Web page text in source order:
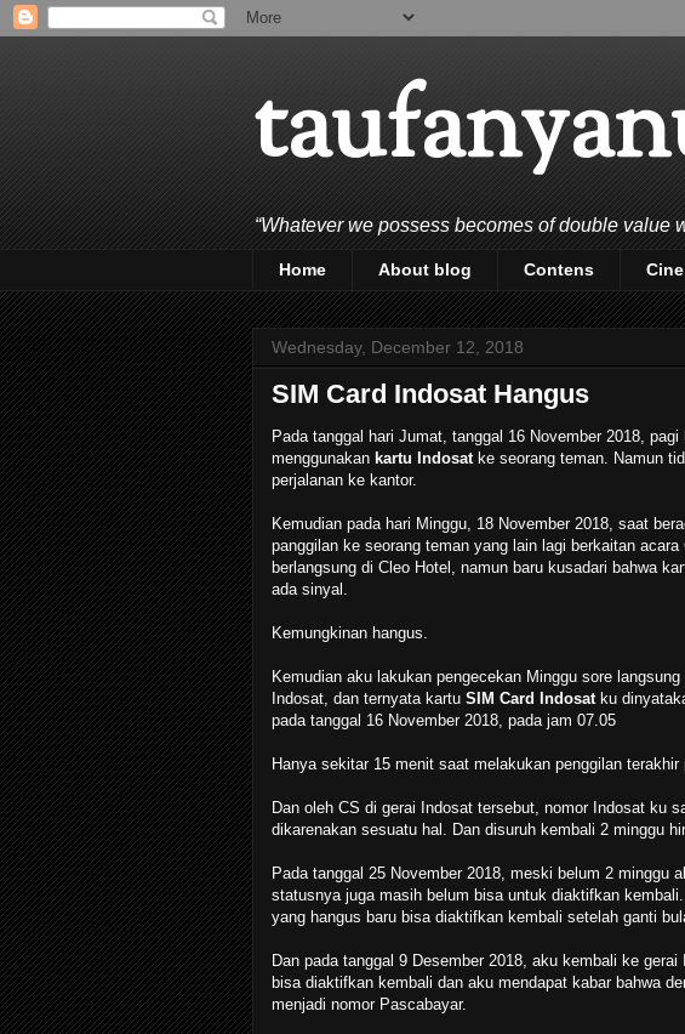
“Whatever we possess becomes of double
Home About blog Contens
Wednesday, December 12, 2018
SIM Card Indosat Hangus
Pada tanggal hari Jumat, tanggal 16 November 2018,
menggunakan kartu Indosat ke seorang teman. Namun
perjalanan ke kantor.
Kemudian pada hari Minggu, 18 November 2018, saat
panggilan ke seorang teman yang lain lagi berkaitan
berlangsung di Cleo Hotel, namun baru kusadari bahwa
ada sinyal.
Kemungkinan hangus.
Kemudian aku lakukan pengecekan Minggu sore
Indosat, dan ternyata kartu SIM Card Indosat ku
pada tanggal 16 November 2018, pada jam 07.05
Hanya sekitar 15 menit saat melakukan penggilan terakhir
Dan oleh CS di gerai Indosat tersebut, nomor Indosat ku
dikarenakan sesuatu hal. Dan disuruh kembali 2 minggu
Pada tanggal 25 November 2018, meski belum 2 minggu
statusnya juga masih belum bisa untuk diaktifkan
yang hangus baru bisa diaktifkan kembali setelah ganti
Dan pada tanggal 9 Desember 2018, aku kembali ke gerai
bisa diaktifkan kembali dan aku mendapat kabar bahwa
menjadi nomor Pascabayar.